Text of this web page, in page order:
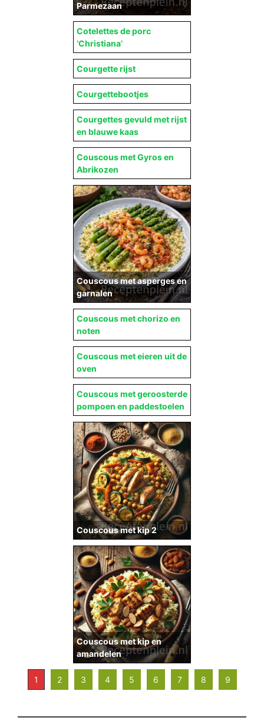
Parmezaan
Cotelettes de porc
‘Christiana’
Courgette rijst
Courgettebootjes
Courgettes gevuld met rijst
en blauwe kaas
Couscous met asperges en
garnalen
Couscous met chorizo en
noten
Couscous met eieren uit de
oven
Couscous met geroosterde
pompoen en paddestoelen
Couscous met Gyros en
Abrikozen
Couscous met kip 2
Couscous met kip en
amandelen
1 2 3 4 5 6 7 8 9